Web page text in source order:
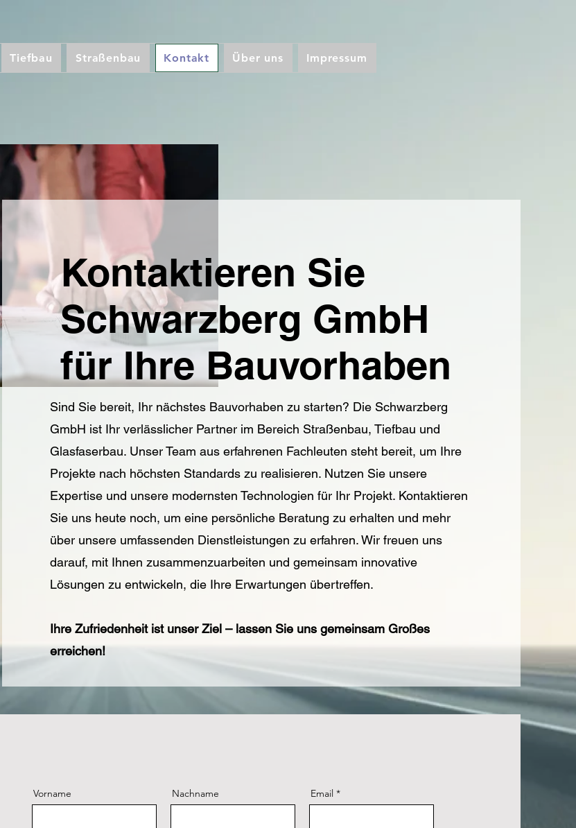
Tiefbau Straßenbau Kontakt Über uns Impressum
Kontaktieren Sie
Schwarzberg GmbH
für Ihre Bauvorhaben
Sind Sie bereit, Ihr nächstes Bauvorhaben zu starten? Die Schwarzberg
GmbH ist Ihr verlässlicher Partner im Bereich Straßenbau, Tiefbau und
Glasfaserbau. Unser Team aus erfahrenen Fachleuten steht bereit, um Ihre
Projekte nach höchsten Standards zu realisieren. Nutzen Sie unsere
Expertise und unsere modernsten Technologien für Ihr Projekt. Kontaktieren
Sie uns heute noch, um eine persönliche Beratung zu erhalten und mehr
über unsere umfassenden Dienstleistungen zu erfahren. Wir freuen uns
darauf, mit Ihnen zusammenzuarbeiten und gemeinsam innovative
Lösungen zu entwickeln, die Ihre Erwartungen übertreffen.
Ihre Zufriedenheit ist unser Ziel – lassen Sie uns gemeinsam Großes
erreichen!
Vorname Nachname Email